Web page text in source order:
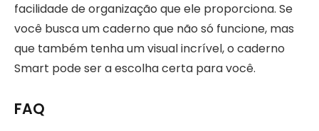
facilidade de organização que ele proporciona. Se
você busca um caderno que não só funcione, mas
que também tenha um visual incrível, o caderno
Smart pode ser a escolha certa para você.
FAQ